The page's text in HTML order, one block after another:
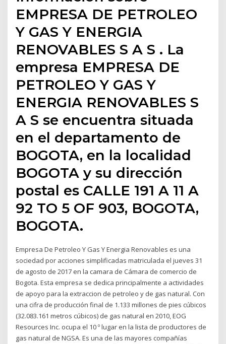
EMPRESA DE PETROLEO
Y GAS Y ENERGIA
RENOVABLES S A S . La
empresa EMPRESA DE
PETROLEO Y GAS Y
ENERGIA RENOVABLES S
A S se encuentra situada
en el departamento de
BOGOTA, en la localidad
BOGOTA y su dirección
postal es CALLE 191 A 11 A
92 TO 5 OF 903, BOGOTA,
BOGOTA.
Empresa De Petroleo Y Gas Y Energia Renovables es una
sociedad por acciones simplificadas matriculada el jueves 31
de agosto de 2017 en la camara de Cámara de comercio de
Bogota. Esta empresa se dedica principalmente a actividades
de apoyo para la extraccion de petroleo y de gas natural. Con
una cifra de producción final de 1.133 millones de pies cúbicos
(32.083.161 metros cúbicos) de gas natural en 2010, EOG
Resources Inc. ocupa el 10 º lugar en la lista de productores de
gas natural de NGSA. Es una de las mayores compañías